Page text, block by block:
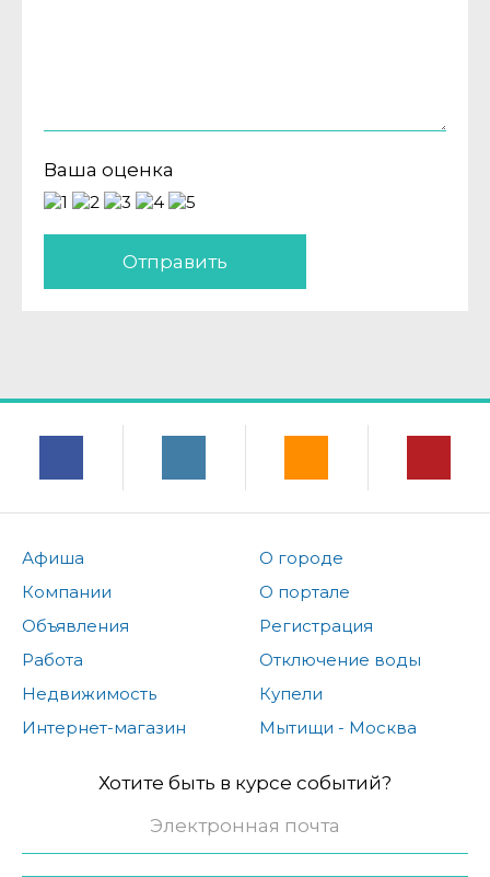
Ваша оценка
Отправить
Афиша
Компании
Объявления
Работа
Недвижимость
Интернет-магазин
О городе
О портале
Регистрация
Отключение воды
Купели
Мытищи - Москва
Хотите быть в курсе событий?